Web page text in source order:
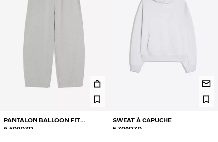
PANTALON BALLOON FIT
INTERLOCK
6,500DZD
SWEAT À CAPUCHE
5,700DZD